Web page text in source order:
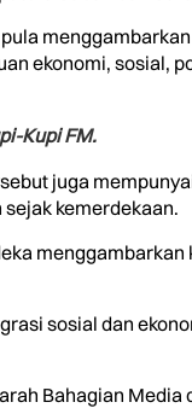
ekonomi, sosial,
Kupi FM.
juga
kemerdekaan.
sosial dan
Bahagian